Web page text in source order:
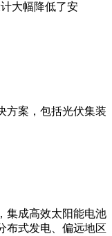
大幅降低了安
方案，包括光伏集装
集成高效太阳能电池
布式发电、偏远地区